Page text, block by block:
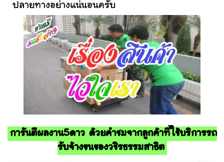
ปลายทางอย่างแน่นอนครับ
การันตีผลงาน5ดาว ด้วยคำชมจากลูกค้าที่ใช้บริการรถ
รับจ้างขนของวชิรธรรมสาธิต